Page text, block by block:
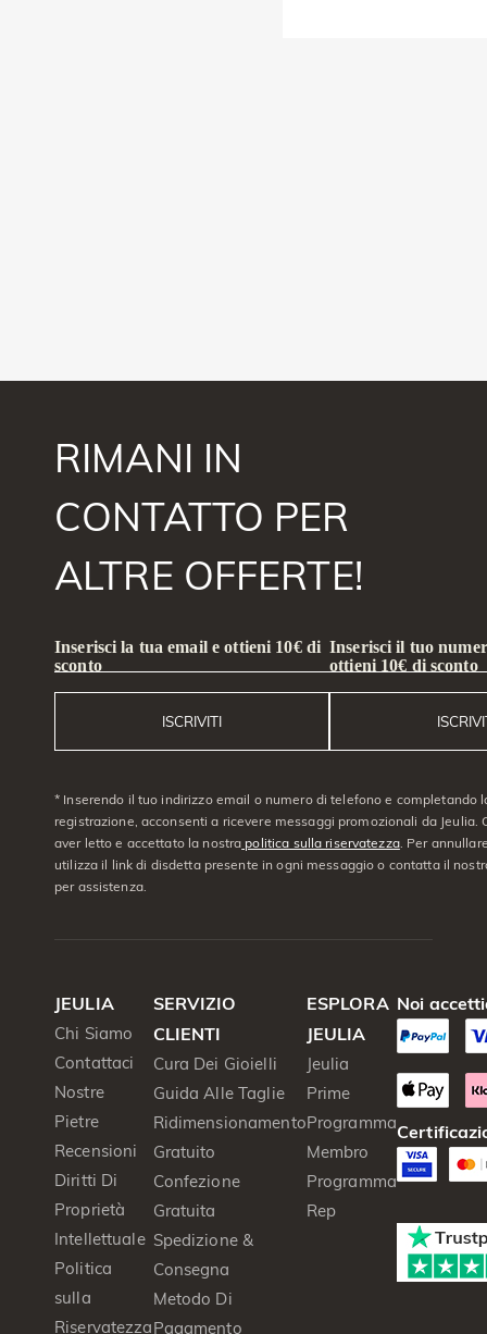
RIMANI IN
CONTATTO PER
ALTRE OFFERTE!
Inserisci la tua email e ottieni 10€ di
sconto
ISCRIVITI
Inserisci il tuo
ottieni 10€ di sconto
* Inserendo il tuo indirizzo email o numero di telefono e completando
registrazione, acconsenti a ricevere messaggi promozionali da Jeulia.
aver letto e accettato la nostra politica sulla riservatezza. Per
utilizza il link di disdetta presente in ogni messaggio o contatta il
per assistenza.
JEULIA
Chi Siamo
Contattaci
Nostre
Pietre
Recensioni
Diritti Di
Proprietà
Intellettuale
Politica
sulla
Riservatezza
SERVIZIO
CLIENTI
Cura Dei Gioielli
Guida Alle Taglie
Ridimensionamento
Gratuito
Confezione
Gratuita
Spedizione &
Consegna
Metodo Di
Pagamento
ESPLORA
JEULIA
Jeulia
Prime
Programma
Membro
Programma
Rep
Noi